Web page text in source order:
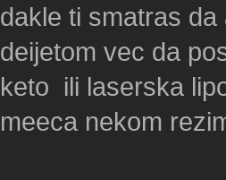
dakle ti smatras
deijetom vec da
keto ili laserska
meeca nekom